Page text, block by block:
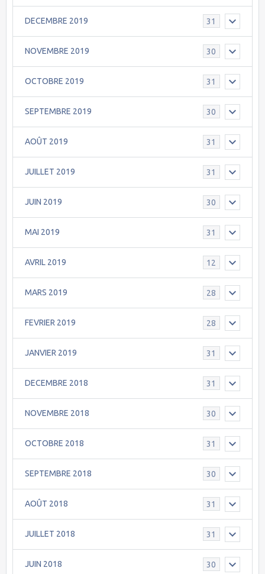
DECEMBRE 2019 31
NOVEMBRE 2019 30
OCTOBRE 2019 31
SEPTEMBRE 2019 30
AOÛT 2019 31
JUILLET 2019 31
JUIN 2019 30
MAI 2019 31
AVRIL 2019 12
MARS 2019 28
FEVRIER 2019 28
JANVIER 2019 31
DECEMBRE 2018 31
NOVEMBRE 2018 30
OCTOBRE 2018 31
SEPTEMBRE 2018 30
AOÛT 2018 31
JUILLET 2018 31
JUIN 2018 30